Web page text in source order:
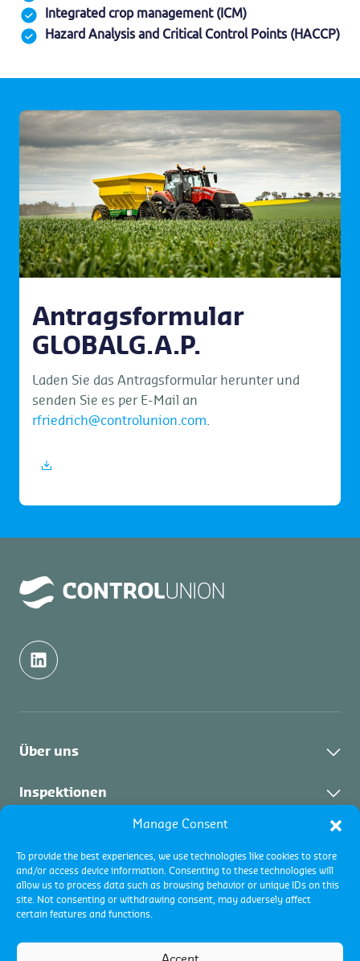
Manage Consent
To provide the best experiences, we use technologies like cookies to store
and/or access device information. Consenting to these technologies will
allow us to process data such as browsing behavior or unique IDs on this
site. Not consenting or withdrawing consent, may adversely affect
certain features and functions.
Integrated crop management (ICM)
Hazard Analysis and Critical Control Points (HACCP)
Antragsformular
GLOBALG.A.P.
Laden Sie das Antragsformular herunter und
senden Sie es per E-Mail an
rfriedrich@controlunion.com
Über uns
Control Union Group
Kontakt
Beschwerden und Einsprüche
Inspektionen
Wareninspektionen
Control Union Germany GmbH
Alle Programme
Akkreditierungen
Control Union Certifications Germany GmbH
Schädlingsmanagement
Übersicht
Controlled Atmosphere (CA)
Geschäfts- und Vertragsbedingungen